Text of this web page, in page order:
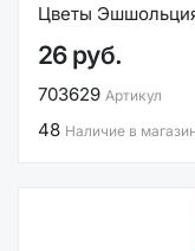
Цветы
26 руб.
703629 Артикул
48 Наличие в